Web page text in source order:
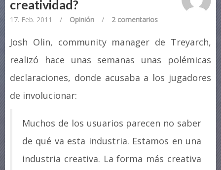
creatividad?
17. Feb. 2011 / Opinión / 2 comentarios
Josh Olin, community manager de Treyarch,
realizó hace unas semanas unas polémicas
declaraciones, donde acusaba a los jugadores
de involucionar:
Muchos de los usuarios parecen no saber
de qué va esta industria. Estamos en una
industria creativa. La forma más creativa